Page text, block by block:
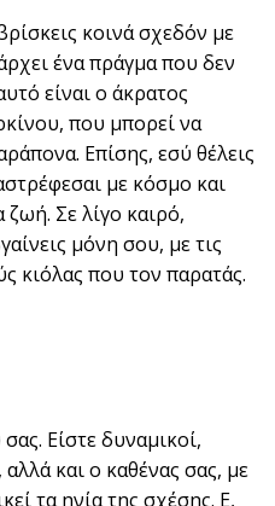
κοινά σχεδόν με
ένα πράγμα που δεν
είναι ο άκρατος
που μπορεί να
Επίσης, εσύ θέλεις
με κόσμο και
ζωή. Σε λίγο καιρό,
μόνη σου, με τις
κιόλας που τον παρατάς.
Είστε δυναμικοί,
και ο καθένας σας, με
τα ηνία της σχέσης. Ε,